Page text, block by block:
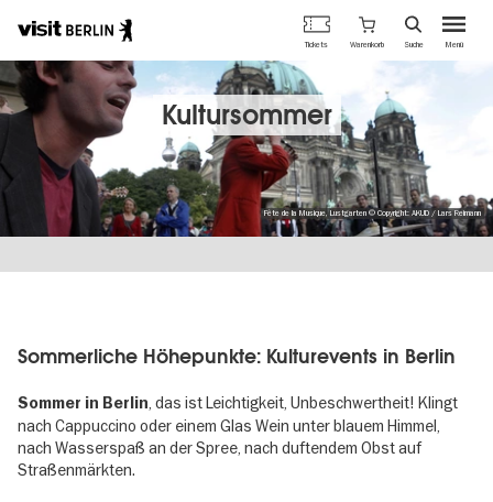
Direkt
zum
Inhalt
Berlins
offizielles
Tourismusportal
Menü
Tickets Warenkorb Suche
Kultursommer
Fête de la Musique, Lustgarten © Copyright: AKUD / Lars Reimann
Sommerliche Höhepunkte: Kulturevents in Berlin
Sommer in Berlin, das ist Leichtigkeit, Unbeschwertheit! Klingt
nach Cappuccino oder einem Glas Wein unter blauem Himmel,
nach Wasserspaß an der Spree, nach duftendem Obst auf
Straßenmärkten.